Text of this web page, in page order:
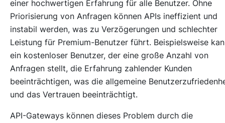
einer hochwertigen Erfahrung für alle Benutzer. Ohne
Priorisierung von Anfragen können APIs ineffizient und
instabil werden, was zu Verzögerungen und schlechter
Leistung für Premium-Benutzer führt. Beispielsweise
ein kostenloser Benutzer, der eine große Anzahl von
Anfragen stellt, die Erfahrung zahlender Kunden
beeinträchtigen, was die allgemeine
und das Vertrauen beeinträchtigt.
API-Gateways können dieses Problem durch die